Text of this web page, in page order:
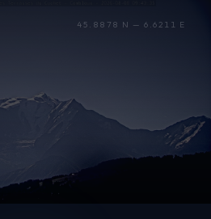
45.8878 N — 6.6211 E